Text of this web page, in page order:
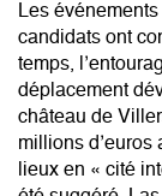
Les
candidats ont
temps,
déplacement
château de
millions d’euros
lieux en « cité